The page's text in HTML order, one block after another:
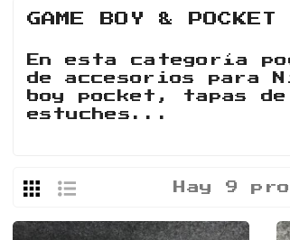
GAME BOY & POCKET
En esta categoría
de accesorios para
boy pocket, tapas
estuches...
Hay 9